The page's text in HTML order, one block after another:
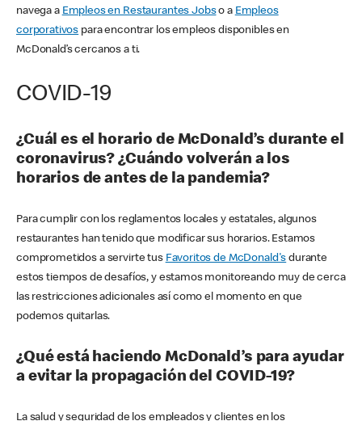
navega a Empleos en Restaurantes Jobso a Empleos
corporativos para encontrar los empleos disponibles en
McDonald’s cercanos a ti.
COVID-19
¿Cuál es el horario de McDonald’s durante el
coronavirus? ¿Cuándo volverán a los
horarios de antes de la pandemia?
Para cumplir con los reglamentos locales y estatales, algunos
restaurantes han tenido que modificar sus horarios. Estamos
comprometidos a servirte tus Favoritos de McDonald's durante
estos tiempos de desafíos, y estamos monitoreando muy de cerca
las restricciones adicionales así como el momento en que
podemos quitarlas.
¿Qué está haciendo McDonald’s para ayudar
a evitar la propagación del COVID-19?
La salud y seguridad de los empleados y clientes en los